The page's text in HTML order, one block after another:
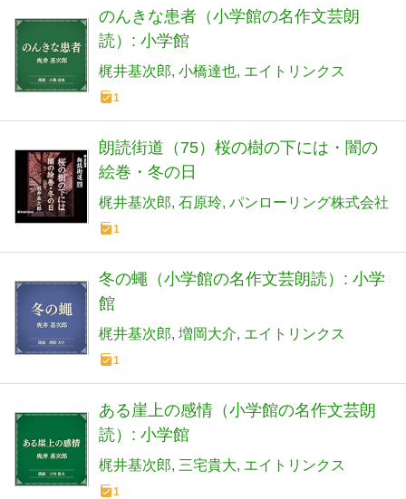
のんきな患者（小学館の名作文芸朗
読）: 小学館
梶井基次郎 小橋達也 エイトリンクス
1
朗読街道（75）桜の樹の下には・闇の
絵巻・冬の日
梶井基次郎 石原玲 パンローリング株式会社
1
冬の蠅（小学館の名作文芸朗読）: 小学
館
梶井基次郎 増岡大介 エイトリンクス
1
ある崖上の感情（小学館の名作文芸朗
読）: 小学館
梶井基次郎 三宅貴大 エイトリンクス
1